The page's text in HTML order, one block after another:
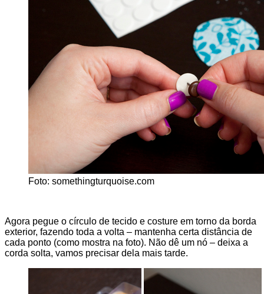
Foto: somethingturquoise.com
Agora pegue o círculo de tecido e costure em torno da borda
exterior, fazendo toda a volta – mantenha certa distância de
cada ponto (como mostra na foto). Não dê um nó – deixa a
corda solta, vamos precisar dela mais tarde.